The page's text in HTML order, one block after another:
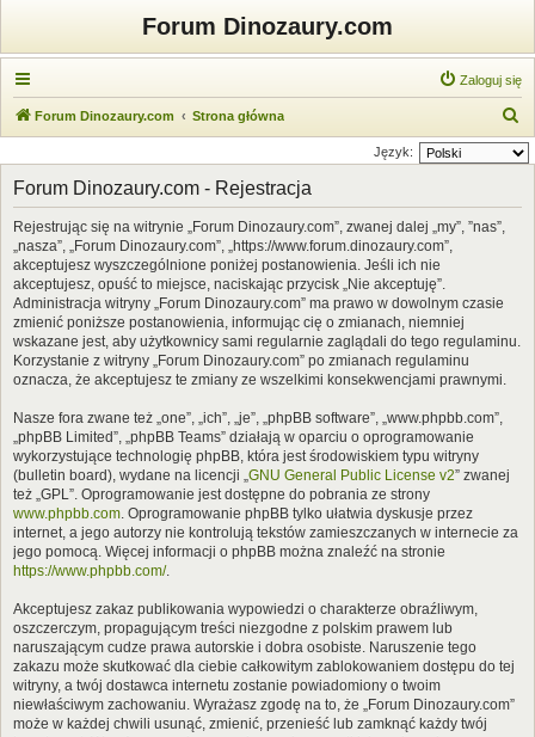
Forum Dinozaury.com
Zaloguj się
Forum Dinozaury.com Strona główna
z
Język:
Forum Dinozaury.com - Rejestracja
Rejestrując się na witrynie „Forum Dinozaury.com”, zwanej dalej „my”, ”nas”,
„nasza”, „Forum Dinozaury.com”, „https://www.forum.dinozaury.com”,
akceptujesz wyszczególnione poniżej postanowienia. Jeśli ich nie
akceptujesz, opuść to miejsce, naciskając przycisk „Nie akceptuję”.
Administracja witryny „Forum Dinozaury.com” ma prawo w dowolnym czasie
zmienić poniższe postanowienia, informując cię o zmianach, niemniej
wskazane jest, aby użytkownicy sami regularnie zaglądali do tego regulaminu.
Korzystanie z witryny „Forum Dinozaury.com” po zmianach regulaminu
oznacza, że akceptujesz te zmiany ze wszelkimi konsekwencjami prawnymi.
Nasze fora zwane też „one”, „ich”, „je”, „phpBB software”, „www.phpbb.com”,
„phpBB Limited”, „phpBB Teams” działają w oparciu o oprogramowanie
wykorzystujące technologię phpBB, która jest środowiskiem typu witryny
(bulletin board), wydane na licencji „GNU General Public License v2” zwanej
też „GPL”. Oprogramowanie jest dostępne do pobrania ze strony
www.phpbb.com. Oprogramowanie phpBB tylko ułatwia dyskusje przez
internet, a jego autorzy nie kontrolują tekstów zamieszczanych w internecie za
jego pomocą. Więcej informacji o phpBB można znaleźć na stronie
https://www.phpbb.com/.
Akceptujesz zakaz publikowania wypowiedzi o charakterze obraźliwym,
oszczerczym, propagującym treści niezgodne z polskim prawem lub
naruszającym cudze prawa autorskie i dobra osobiste. Naruszenie tego
zakazu może skutkować dla ciebie całkowitym zablokowaniem dostępu do tej
witryny, a twój dostawca internetu zostanie powiadomiony o twoim
niewłaściwym zachowaniu. Wyrażasz zgodę na to, że „Forum Dinozaury.com”
może w każdej chwili usunąć, zmienić, przenieść lub zamknąć każdy twój